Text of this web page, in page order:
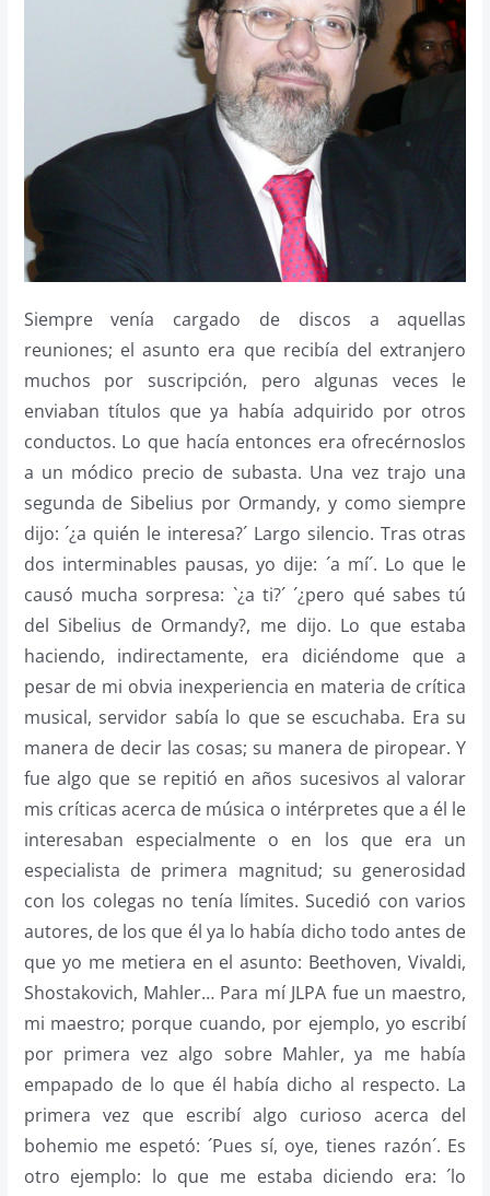
Siempre venía cargado de discos a aquellas
reuniones; el asunto era que recibía del extranjero
muchos por suscripción, pero algunas veces le
enviaban títulos que ya había adquirido por otros
conductos. Lo que hacía entonces era ofrecérnoslos
a un módico precio de subasta. Una vez trajo una
segunda de Sibelius por Ormandy, y como siempre
dijo: ´¿a quién le interesa?´ Largo silencio. Tras otras
dos interminables pausas, yo dije: ´a mí´. Lo que le
causó mucha sorpresa: `¿a ti?´ ´¿pero qué sabes tú
del Sibelius de Ormandy?, me dijo. Lo que estaba
haciendo, indirectamente, era diciéndome que a
pesar de mi obvia inexperiencia en materia de crítica
musical, servidor sabía lo que se escuchaba. Era su
manera de decir las cosas; su manera de piropear. Y
fue algo que se repitió en años sucesivos al valorar
mis críticas acerca de música o intérpretes que a él le
interesaban especialmente o en los que era un
especialista de primera magnitud; su generosidad
con los colegas no tenía límites. Sucedió con varios
autores, de los que él ya lo había dicho todo antes de
que yo me metiera en el asunto: Beethoven, Vivaldi,
Shostakovich, Mahler… Para mí JLPA fue un maestro,
mi maestro; porque cuando, por ejemplo, yo escribí
por primera vez algo sobre Mahler, ya me había
empapado de lo que él había dicho al respecto. La
primera vez que escribí algo curioso acerca del
bohemio me espetó: ´Pues sí, oye, tienes razón´. Es
otro ejemplo: lo que me estaba diciendo era: ´lo